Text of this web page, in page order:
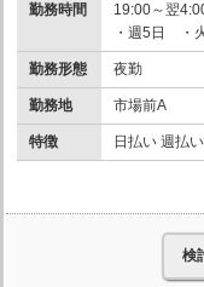
勤務時間
19:00～翌
・週5日 ・
勤務形態 夜勤
勤務地 市場前A
特徴 日払い 週払
検